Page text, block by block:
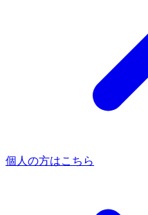
個人の方はこちら